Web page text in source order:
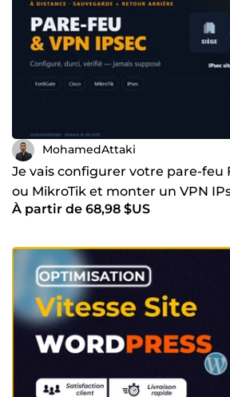
MohamedAttaki
Je vais configurer votre pare-feu
ou MikroTik et monter un VPN
À partir de 68,98 $US